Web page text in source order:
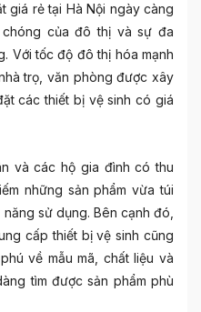
giá rẻ tại Hà Nội ngày càng
của đô thị và sự đa
Với tốc độ đô thị hóa mạnh
trọ, văn phòng được xây
các thiết bị vệ sinh có giá
và các hộ gia đình có thu
những sản phẩm vừa túi
sử dụng. Bên cạnh đó,
cấp thiết bị vệ sinh cũng
về mẫu mã, chất liệu và
tìm được sản phẩm phù